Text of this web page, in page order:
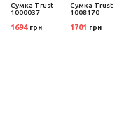
Сумка Trust
1000037
1694 грн
Сумка Trust
1008170
1701 грн